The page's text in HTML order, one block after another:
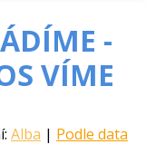
-
VÍME
Alba | Podle data